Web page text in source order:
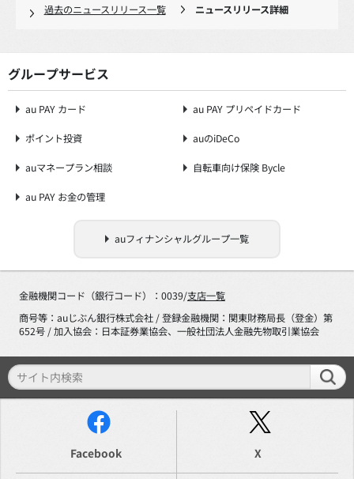
過去のニュースリリース一覧
ニュースリリース詳細
グループサービス
au PAY カード au PAY プリペイドカード
ポイント投資 auのiDeCo
auマネープラン相談 自転車向け保険 Bycle
au PAY お金の管理
auフィナンシャルグループ一覧
金融機関コード（銀行コード）：0039/支店一覧
商号等：auじぶん銀行株式会社 / 登録金融機関：関東財務局長（登金）第
652号 / 加入協会：日本証券業協会、一般社団法人金融先物取引業協会
Facebook X